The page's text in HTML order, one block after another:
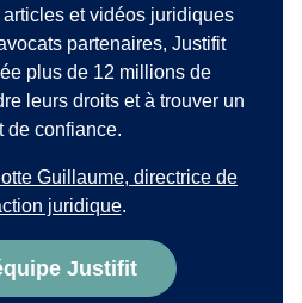
et vidéos juridiques
partenaires, Justifit
plus de 12 millions de
leurs droits et à trouver un
de confiance.
Guillaume, directrice de
juridique.
Justifit